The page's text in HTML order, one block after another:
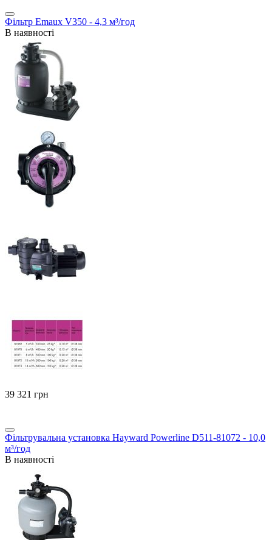
Фільтр Emaux V350 - 4,3 м³/год
В наявності
‍39 321‍ грн
Фільтрувальна установка Hayward Powerline D511-81072 - 10,0
м³/год
В наявності